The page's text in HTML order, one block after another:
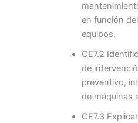
en función
equipos.
CE7.2
de
preventivo,
de máquinas
CE7.3